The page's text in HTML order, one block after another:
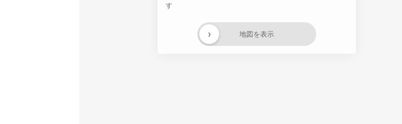
す
地図を表示
›